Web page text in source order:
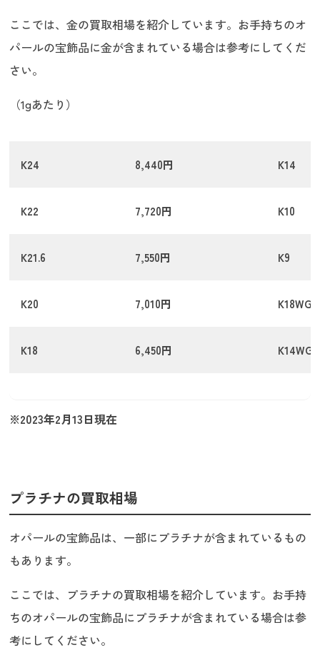
ここでは、金の買取相場を紹介しています。お手持ちのオ
パールの宝飾品に金が含まれている場合は参考にしてくだ
さい。
（1gあたり）
K24 8,440円 K14
K22 7,720円 K10
K21.6 7,550円 K9
K20 7,010円 K18WG
K18 6,450円 K14WG
※2023年2月13日現在
プラチナの買取相場
オパールの宝飾品は、一部にプラチナが含まれているもの
もあります。
ここでは、プラチナの買取相場を紹介しています。お手持
ちのオパールの宝飾品にプラチナが含まれている場合は参
考にしてください。